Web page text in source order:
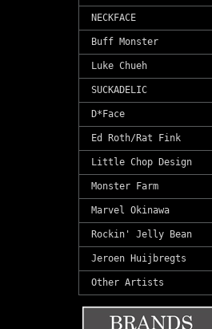
NECKFACE
Buff Monster
Luke Chueh
SUCKADELIC
D*Face
Ed Roth/Rat Fink
Little Chop Design
Monster Farm
Marvel Okinawa
Rockin' Jelly Bean
Jeroen Huijbregts
Other Artists